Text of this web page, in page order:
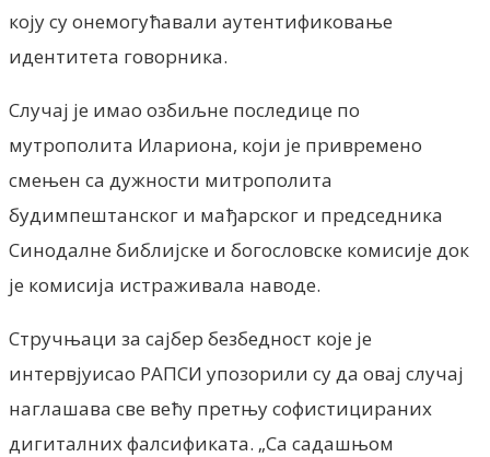
коју су онемогућавали аутентификовање
идентитета говорника.
Случај је имао озбиљне последице по
мутрополита Илариона, који је привремено
смењен са дужности митрополита
будимпештанског и мађарског и председника
Синодалне библијске и богословске комисије док
је комисија истраживала наводе.
Стручњаци за сајбер безбедност које је
интервјуисао РАПСИ упозорили су да овај случај
наглашава све већу претњу софистицираних
дигиталних фалсификата. „Са садашњом